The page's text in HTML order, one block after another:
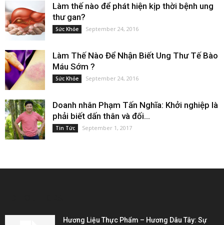
Làm thế nào để phát hiện kịp thời bệnh ung
thư gan?
Sức Khỏe September 24, 2016
Làm Thế Nào Để Nhận Biết Ung Thư Tế Bào
Máu Sớm ?
Sức Khỏe September 24, 2016
Doanh nhân Phạm Tấn Nghĩa: Khởi nghiệp là
phải biết dấn thân và đối...
Tin Tức September 1, 2017
Hương Liệu Thực Phẩm – Hương Dâu Tây: Sự